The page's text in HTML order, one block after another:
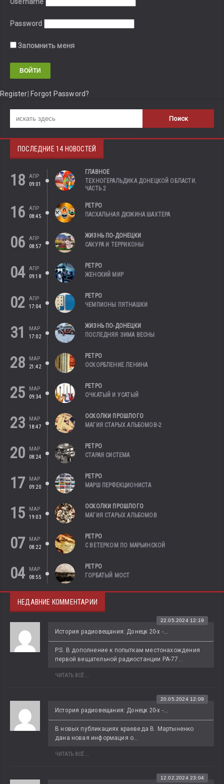
Password
Запомнить меня
Register|Forgot Password?
ПОСЛЕДНИЕ 14 НОВОСТЕЙ
18
АПР
09:01
ГЛАВНОЕ
ТЕХНОГЕРАЛЬДИКА ДОНЕЦКОЙ ОБЛАСТИ.
ЧАСТЬ 2
16
АПР
08:45
РЕТРО
ПАСХАЛЬНАЯ ДЮЖИНА ШАХТЕРА
06
АПР
08:57
ЖИЗНЬ ПО-ДОНЕЦКИ
САКУРА И ТЕРРИКОНЫ
04 АПР
09:18
РЕТРО
ЖЕНСКИЙ МИР
02
АПР
17:04
РЕТРО
ЧЕМПИОНЫ ПЯТНАШКИ
31
МАР
17:02
ЖИЗНЬ ПО-ДОНЕЦКИ
ПОСЛЕДНЯЯ ЗИМА ВЕСНЫ
28
МАР
21:42
РЕТРО
ОСКОРБЛЕНИЕ ЛЕНИНА
25
МАР
09:34
РЕТРО
ОЧКАТЫЙ И УСАТЫЙ
23
МАР
18:47
ОСКОЛКИ ПРОШЛОГО
МАГИЯ СТАРЫХ АЛЬБОМОВ-2
20
МАР
08:24
РЕТРО
СТАРАЯ СИСТЕМА
17
МАР
09:20
РЕТРО
МАРШ ПЕРФЕКЦИОНИСТА
15
МАР
19:03
ОСКОЛКИ ПРОШЛОГО
МАГИЯ СТАРЫХ АЛЬБОМОВ
07
МАР
08:22
РЕТРО
С ВЕТЕРКОМ ПО МАРЬИНСКОЙ
04
МАР
08:55
РЕТРО
ГОРБАТЫЙ МОСТ
НЕДАВНИЕ КОММЕНТАРИИ
История радиовещания: Донецк 20-х -...
22.05.2024 12:19
P.S. В дополнение к попыткам местонахождения
первой вещательной радиостанции РА-77...
ЧИТАТЬ ВСЁ...
История радиовещания: Донецк 20-х -...
20.05.2024 12:09
В новых публикациях краеведа В. Мартыненко
дана новая информация о...
ЧИТАТЬ ВСЁ...
12.02.2024 23:04